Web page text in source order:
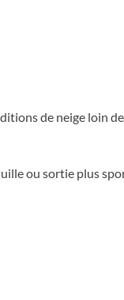
de neige loin
ou sortie plus